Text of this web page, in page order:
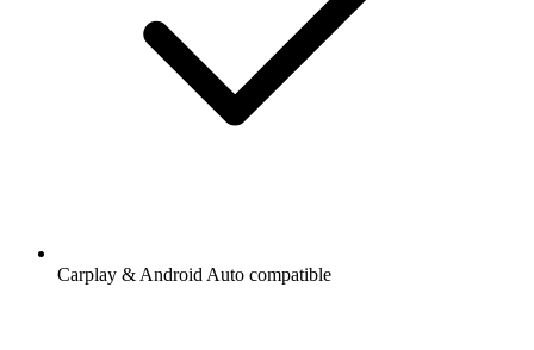
Carplay & Android Auto compatible